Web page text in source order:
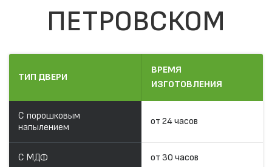
ПЕТРОВСКОМ
ТИП ДВЕРИ
ВРЕМЯ
ИЗГОТОВЛЕНИЯ
С порошковым
напылением
от 24 часов
С МДФ от 30 часов